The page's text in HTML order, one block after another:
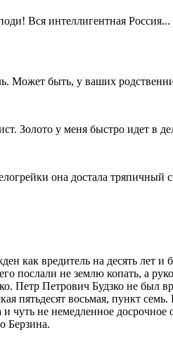
Вся интеллигентная
быть, у ваших
Золото у меня быстро идет в
она достала тряпичный
вредитель на десять лет
послали не землю копать, а
Петр Петрович Будзко не был
пятьдесят восьмая, пункт
чуть не немедленное
Берзина.